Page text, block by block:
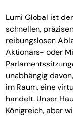
Lumi Global ist
schnellen,
reibungslosen
Aktionärs- oder
unabhängig
im Raum, eine
handelt. Unser
Königreich, aber